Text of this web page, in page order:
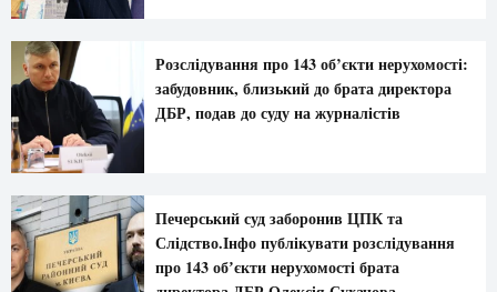
Розслідування про 143 об’єкти нерухомості:
забудовник, близький до брата директора
ДБР, подав до суду на журналістів
Печерський суд заборонив ЦПК та
Слідство.Інфо публікувати розслідування
про 143 обʼєкти нерухомості брата